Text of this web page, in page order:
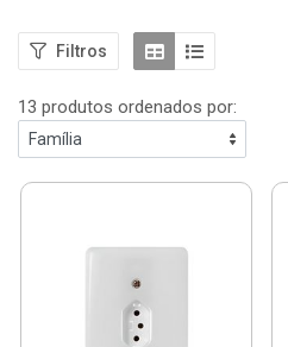
Filtros
13 produtos ordenados por: